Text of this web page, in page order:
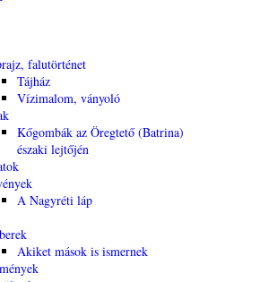
falutörténet
Tájház
Vízimalom, ványoló
Kőgombák az Öregtető (Batrina)
északi lejtőjén
A Nagyréti láp
Akiket mások is ismernek